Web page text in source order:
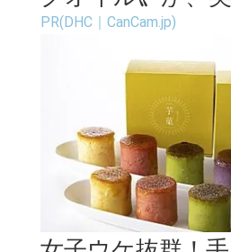
強い味方！
PR(DHC｜CanCam.jp)